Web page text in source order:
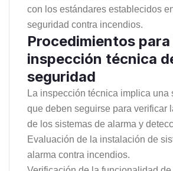
con los estándares establecidos
seguridad contra incendios.
Procedimientos para
inspección técnica
seguridad
La inspección técnica implica una
que deben seguirse para verificar
de los sistemas de alarma y
Evaluación de la instalación de
alarma contra incendios.